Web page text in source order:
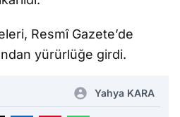
Resmî Gazete’de
yürürlüğe girdi.
Yahya KARA